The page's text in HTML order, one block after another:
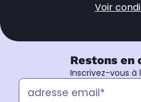
Voir
Restons en
Inscrivez-vous à